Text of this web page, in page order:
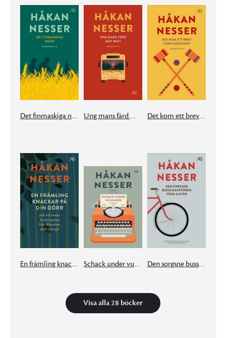
Det finmaskiga nätet Ung mans färd mot natt Det kom ett brev från München
En främling knackar på din dörr Schack under vulkanen Den sorgsne busschauffören från Alster
Visa alla 28 böcker